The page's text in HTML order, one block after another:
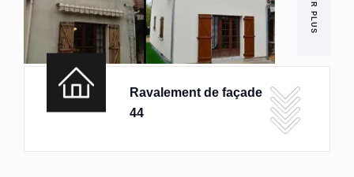
Ravalement de façade
44